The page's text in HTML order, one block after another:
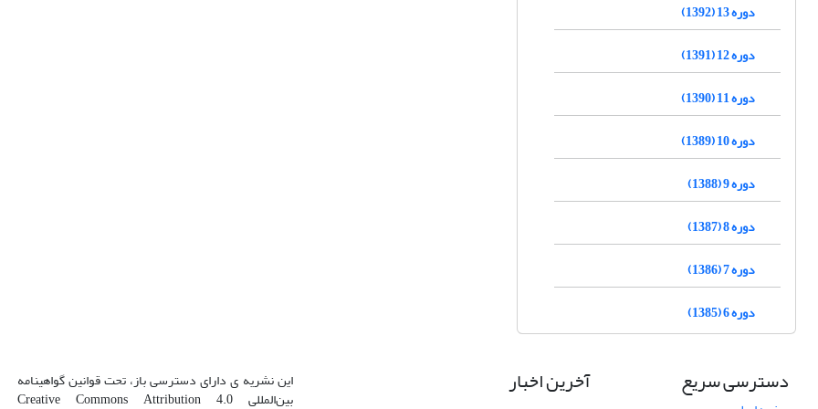
دوره 13 (1392)
دوره 12 (1391)
دوره 11 (1390)
دوره 10 (1389)
دوره 9 (1388)
دوره 8 (1387)
دوره 7 (1386)
دوره 6 (1385)
دسترسی سریع آخرین اخبار این نشریه ی دارای دسترسی باز، تحت قوانین گواهینامه
بین‌المللی Creative Commons Attribution 4.0